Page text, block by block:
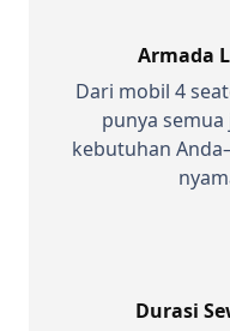
Armada
Dari mobil 4
punya
kebutuhan
Durasi